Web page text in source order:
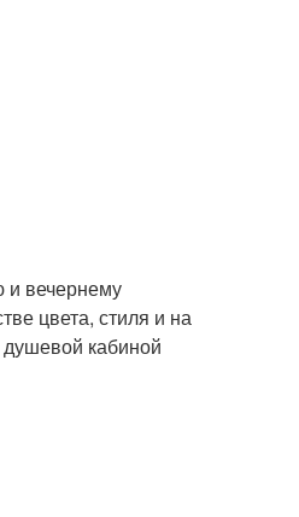
и вечернему
цвета, стиля и на
душевой кабиной